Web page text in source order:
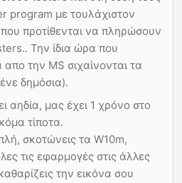
program με τουλάχιστον
προτίθενται να πληρώσουν
Την ίδια ώρα που
την MS σιχαίνονται τα
δημόσια).
αηδία, μας έχει 1 χρόνο στο
τίποτα.
σκοτώνεις τα W10m,
τις εφαρμογές στις άλλες
την εικόνα σου